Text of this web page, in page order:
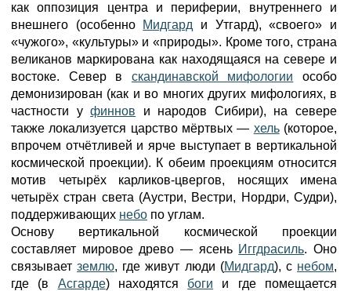
как оппозиция центра и периферии, внутреннего и
внешнего (особенно Мидгард и Утгард), «своего» и
«чужого», «культуры» и «природы». Кроме того, страна
великанов маркирована как находящаяся на севере и
востоке. Север в скандинавской мифологии особо
демонизирован (как и во многих других мифологиях, в
частности уфиннов и народов Сибири), на севере
также локализуется царство мёртвых — хель(которое,
впрочем отчётливей и ярче выступает в вертикальной
космической проекции). К обеим проекциям относится
мотив четырёх карликов-цвергов, носящих имена
четырёх стран света (Аустри, Вестри, Нордри, Судри),
поддерживающих небо по углам.
Основу вертикальной космической проекции
составляет мировое древо — ясень Иггдрасиль. Оно
связываетземлю, где живут люди (Мидгард), с небом,
где (в Асгарде) находятся боги и где помещается